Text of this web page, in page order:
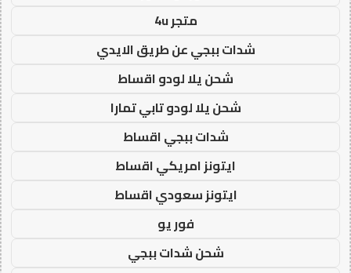
متجر 4u
شدات ببجي عن طريق الايدي
شحن يلا لودو اقساط
شحن يلا لودو تابي تمارا
شدات ببجي اقساط
ايتونز امريكي اقساط
ايتونز سعودي اقساط
فور يو
شحن شدات ببجي